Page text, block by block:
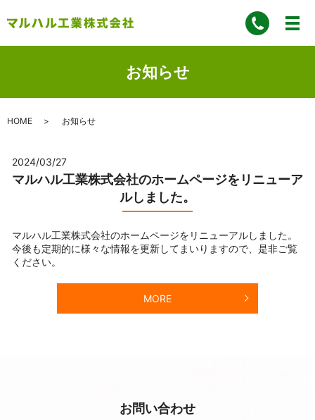
お知らせ
HOME お知らせ
2024/03/27
マルハル工業株式会社のホームページをリニューア
ルしました。
マルハル工業株式会社のホームページをリニューアルしました。
今後も定期的に様々な情報を更新してまいりますので、是非ご覧
ください。
MORE
お問い合わせ